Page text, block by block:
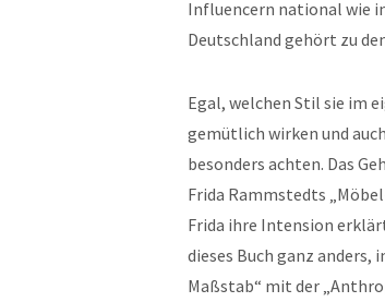
Influencern national wie
Deutschland gehört zu
Egal, welchen Stil sie im
gemütlich wirken und
besonders achten. Das
Frida Rammstedts
Frida ihre Intension
dieses Buch ganz
Maßstab“ mit der